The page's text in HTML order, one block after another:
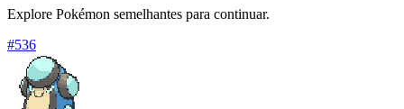
Explore Pokémon semelhantes para continuar.
#536